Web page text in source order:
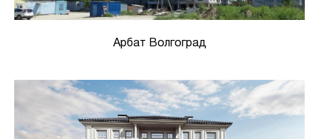
Арбат Волгоград